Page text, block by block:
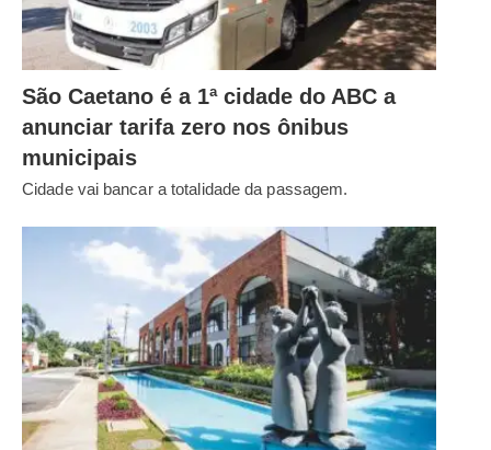
São Caetano é a 1ª cidade do ABC a
anunciar tarifa zero nos ônibus
municipais
Cidade vai bancar a totalidade da passagem.